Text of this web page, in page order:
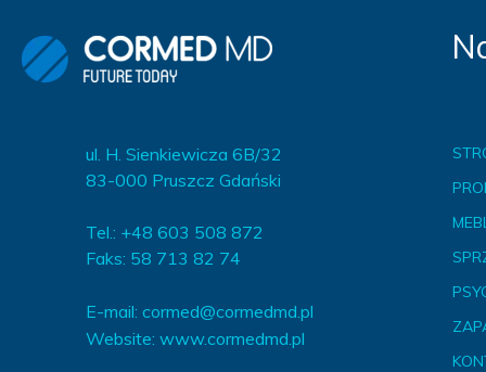
ul. H. Sienkiewicza 6B/32
83-000 Pruszcz Gdański
Tel.: +48 603 508 872
Faks: 58 713 82 74
E-mail: cormed@cormedmd.pl
Website: www.cormedmd.pl